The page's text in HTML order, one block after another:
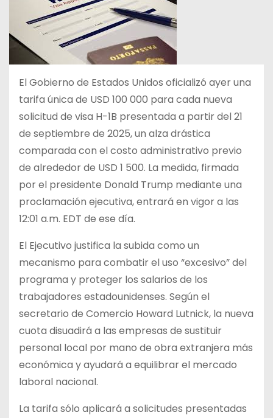
El Gobierno de Estados Unidos oficializó ayer una
tarifa única de USD 100 000 para cada nueva
solicitud de visa H-1B presentada a partir del 21
de septiembre de 2025, un alza drástica
comparada con el costo administrativo previo
de alrededor de USD 1 500. La medida, firmada
por el presidente Donald Trump mediante una
proclamación ejecutiva, entrará en vigor a las
12:01 a.m. EDT de ese día.
El Ejecutivo justifica la subida como un
mecanismo para combatir el uso “excesivo” del
programa y proteger los salarios de los
trabajadores estadounidenses. Según el
secretario de Comercio Howard Lutnick, la nueva
cuota disuadirá a las empresas de sustituir
personal local por mano de obra extranjera más
económica y ayudará a equilibrar el mercado
laboral nacional.
La tarifa sólo aplicará a solicitudes presentadas